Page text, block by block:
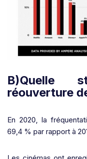
B)Quelle
réouverture
En 2020, la
69,4 % par rapport à